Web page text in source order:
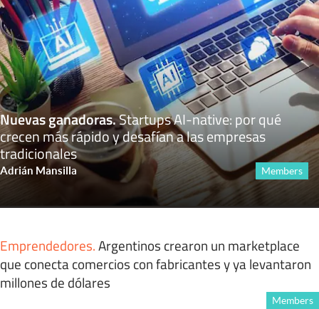
Nuevas ganadoras.Startups AI-native: por qué
crecen más rápido y desafían a las empresas
tradicionales
Adrián Mansilla Members
Emprendedores.Argentinos crearon un marketplace
que conecta comercios con fabricantes y ya levantaron
millones de dólares
Members